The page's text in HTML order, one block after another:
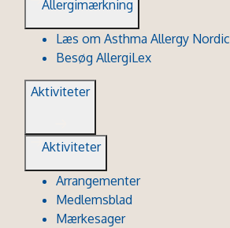
Allergimærkning
Læs om Asthma Allergy Nordic
Besøg AllergiLex
Aktiviteter
Aktiviteter
Arrangementer
Medlemsblad
Mærkesager